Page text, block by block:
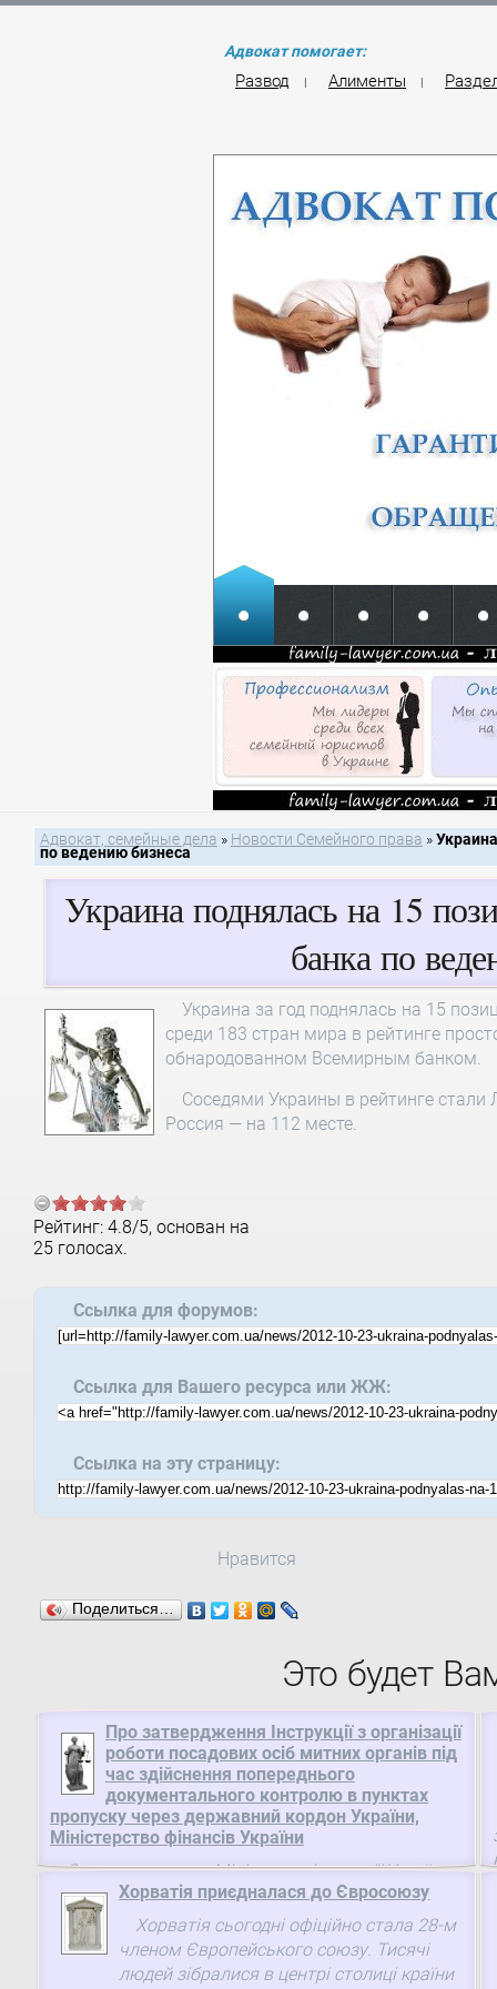
Адвокат помогает:
Развод | Алименты |
Адвокат, семейные дела » Новости Семейного права »
по ведению бизнеса
Украина поднялась на 15
банка по
Украина за год поднялась на 15
среди 183 стран мира в рейтинге
обнародованном Всемирным банком.
Соседями Украины в рейтинге
Россия — на 112 месте.
Рейтинг: 4.8/5, основан на
25голосах.
Ссылка для форумов:
Ссылка для Вашего ресурса или ЖЖ:
Ссылка на эту страницу:
Нравится
Поделиться…
Это будет
Про затвердження Інструкції з організації
роботи посадових осіб митних органів під
час здійснення попереднього
документального контролю в пунктах
пропуску через державний кордон України,
Міністерство фінансів України
Зареєстровано в Міністерстві юстиції України
22 лютого 2013 р. за № 312/22844 Про
затвердження Інструкції з організації роботи
посадових осіб митних органів під час
здійснення попереднього документального
Хорватія приєдналася до Євросоюзу
Хорватія сьогодні офіційно стала 28-м
членом Європейського союзу. Тисячі
людей зібралися в центрі столиці країни